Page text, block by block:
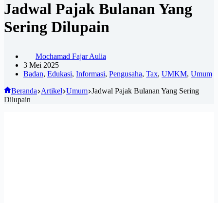
Jadwal Pajak Bulanan Yang
Sering Dilupain
Mochamad Fajar Aulia
3 Mei 2025
Badan, Edukasi, Informasi, Pengusaha, Tax, UMKM, Umum
Beranda Artikel Umum Jadwal Pajak Bulanan Yang Sering
Dilupain